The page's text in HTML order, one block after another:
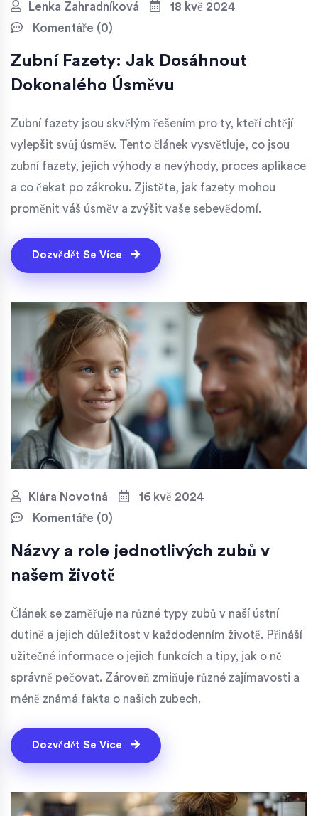
Lenka Zahradníková
18 kvě 2024
Komentáře (0)
Zubní Fazety: Jak Dosáhnout
Dokonalého Úsměvu
Zubní fazety jsou skvělým řešením pro ty, kteří chtějí
vylepšit svůj úsměv. Tento článek vysvětluje, co jsou
zubní fazety, jejich výhody a nevýhody, proces aplikace
a co čekat po zákroku. Zjistěte, jak fazety mohou
proměnit váš úsměv a zvýšit vaše sebevědomí.
Dozvědět Se Více
Klára Novotná
16 kvě 2024
Komentáře (0)
Názvy a role jednotlivých zubů v
našem životě
Článek se zaměřuje na různé typy zubů v naší ústní
dutině a jejich důležitost v každodenním životě. Přináší
užitečné informace o jejich funkcích a tipy, jak o ně
správně pečovat. Zároveň zmiňuje různé zajímavosti a
méně známá fakta o našich zubech.
Dozvědět Se Více